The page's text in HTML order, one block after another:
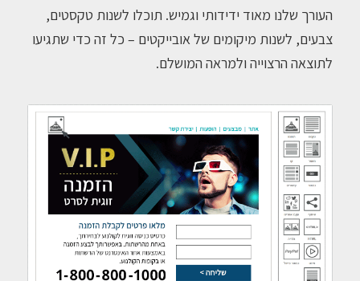
העורך שלנו מאוד ידידותי וגמיש. תוכלו לשנות טקסטים,
צבעים, לשנות מיקומים של אובייקטים – כל זה כדי שתגיעו
לתוצאה הרצוייה ולמראה המושלם.